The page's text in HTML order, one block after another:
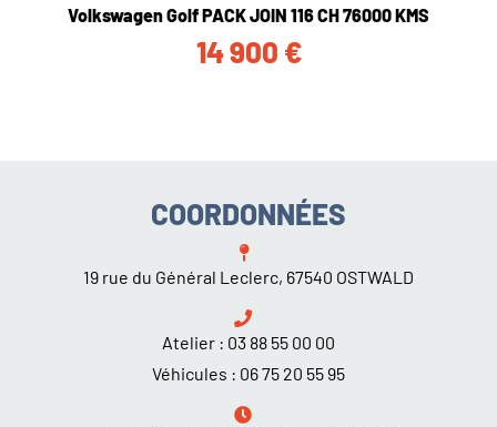
Volkswagen Golf PACK JOIN 116 CH 76000 KMS
14 900 €
COORDONNÉES
19 rue du Général Leclerc, 67540 OSTWALD
Atelier : 03 88 55 00 00
Véhicules : 06 75 20 55 95